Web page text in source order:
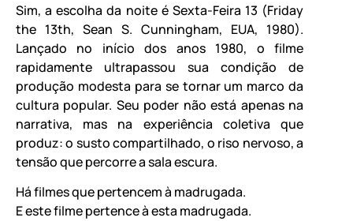
Sim, a escolha da noite é Sexta-Feira 13 (Friday
the 13th, Sean S. Cunningham, EUA, 1980).
Lançado no início dos anos 1980, o filme
rapidamente ultrapassou sua condição de
produção modesta para se tornar um marco da
cultura popular. Seu poder não está apenas na
narrativa, mas na experiência coletiva que
produz: o susto compartilhado, o riso nervoso, a
tensão que percorre a sala escura.
Há filmes que pertencem à madrugada.
E este filme pertence à esta madrugada.